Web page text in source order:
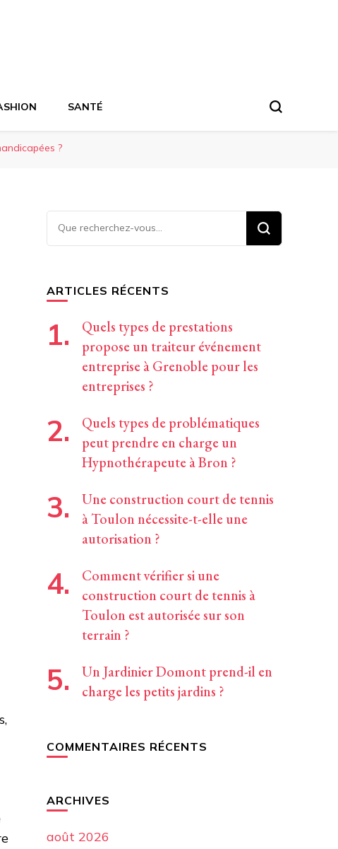
SANTÉ
?
Vous
recherchiez
ARTICLES RÉCENTS
Quels types de prestations
propose un traiteur événement
entreprise à Grenoble pour les
entreprises ?
Quels types de problématiques
peut prendre en charge un
Hypnothérapeute à Bron ?
Une construction court de tennis
à Toulon nécessite-t-elle une
autorisation ?
Comment vérifier si une
construction court de tennis à
Toulon est autorisée sur son
terrain ?
Un Jardinier Domont prend-il en
charge les petits jardins ?
COMMENTAIRES RÉCENTS
ARCHIVES
août 2026